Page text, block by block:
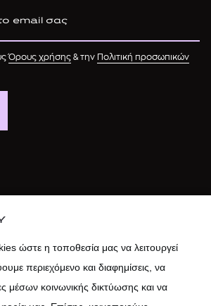
Όρους χρήσης & την
Πολιτική προσωπικών
ώστε η τοποθεσία μας να λειτουργεί
περιεχόμενο και διαφημίσεις, να
μέσων κοινωνικής δικτύωσης και να